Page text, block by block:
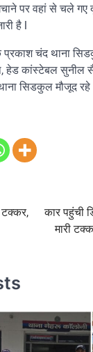
पर वहां से चले गए
है l
प्रकाश चंद थाना
हेड कांस्टेबल सुनील
सिडकुल मौजूद
टक्कर,
कार पहुंची
मारी